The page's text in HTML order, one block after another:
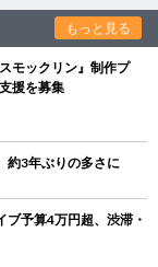
もっと見る
モックリン』制作プ
援を募集
約3年ぶりの多さに
予算4万円超、渋滞・